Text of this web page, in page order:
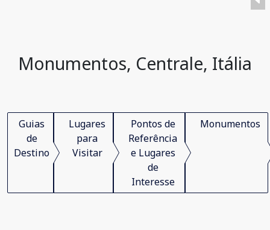
Monumentos, Centrale, Itália
Guias
de
Destino
Lugares
para
Visitar
Pontos de
Referência
e Lugares
de
Interesse
Monumentos